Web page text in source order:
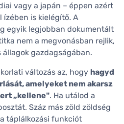
vagy a japán – éppen azért
ízében is kielégítő. A
egyik legjobban dokumentált
nem a megvonásban rejlik,
állagok gazdagságában.
változás az, hogy hagyd
amelyeket nem akarsz
„kellene". Ha utálod a
Száz más zöld zöldség
táplálkozási funkciót